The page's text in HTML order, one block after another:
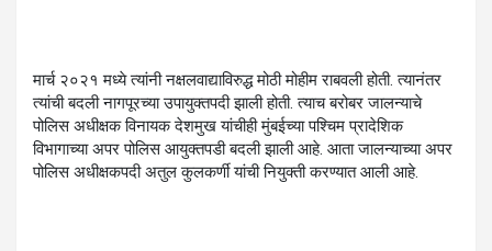
मार्च २०२१ मध्ये त्यांनी नक्षलवाद्याविरुद्ध मोठी मोहीम राबवली होती. त्यानंतर
त्यांची बदली नागपूरच्या उपायुक्तपदी झाली होती. त्याच बरोबर जालन्याचे
पोलिस अधीक्षक विनायक देशमुख यांचीही मुंबईच्या पश्चिम प्रादेशिक
विभागाच्या अपर पोलिस आयुक्तपडी बदली झाली आहे. आता जालन्याच्या अपर
पोलिस अधीक्षकपदी अतुल कुलकर्णी यांची नियुक्ती करण्यात आली आहे.